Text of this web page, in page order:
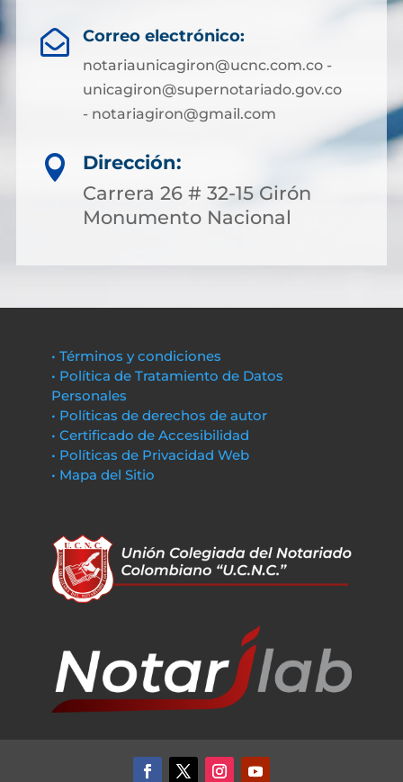
 Correo electrónico:
notariaunicagiron@ucnc.com.co -
unicagiron@supernotariado.gov.co
- notariagiron@gmail.com

Dirección:
Carrera 26 # 32-15 Girón
Monumento Nacional
• Términos y condiciones
• Política de Tratamiento de Datos
Personales
• Políticas de derechos de autor
• Certificado de Accesibilidad
• Políticas de Privacidad Web
• Mapa del Sitio